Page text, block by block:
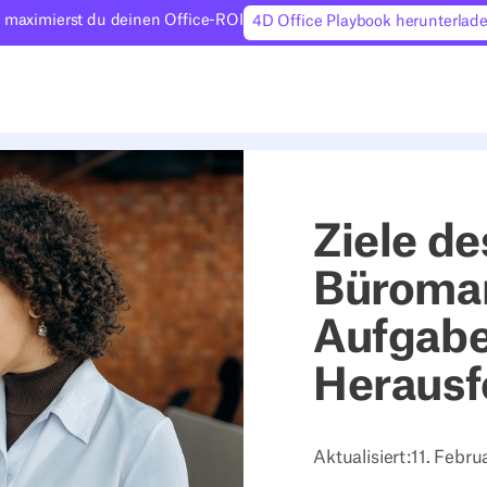
maximierst du deinen Office-ROI 4D Office Playbook
Ziele
Aktualisiert:11.